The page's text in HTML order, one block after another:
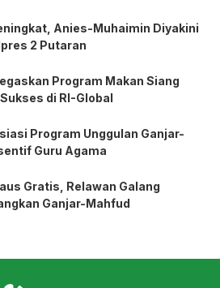
Anies-Muhaimin Diyakini
2 Putaran
Program Makan Siang
di RI-Global
Program Unggulan Ganjar-
Guru Agama
Gratis, Relawan Galang
Ganjar-Mahfud